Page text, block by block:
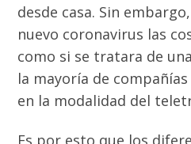
desde casa. Sin
nuevo coronavirus las
como si se tratara de
la mayoría de
en la modalidad del
Es por esto que los